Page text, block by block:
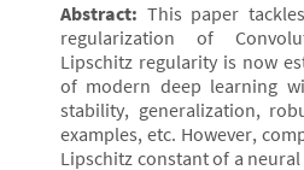
Abstract: This paper
regularization of
Lipschitz regularity is now
of modern deep learning
stability, generalization,
examples, etc. However,
Lipschitz constant of a